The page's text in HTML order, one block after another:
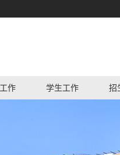
作 学生工作 招